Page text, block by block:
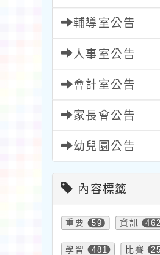
輔導室公告
人事室公告
會計室公告
家長會公告
幼兒園公告
內容標籤
重要 59 資訊 462
學習 481 比賽